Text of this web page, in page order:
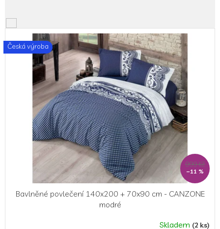
V
ý
p
Česká výroba
999 Kč
–11 %
Bavlněné povlečení 140x200 + 70x90 cm - CANZONE
modré
Skladem (2 ks)